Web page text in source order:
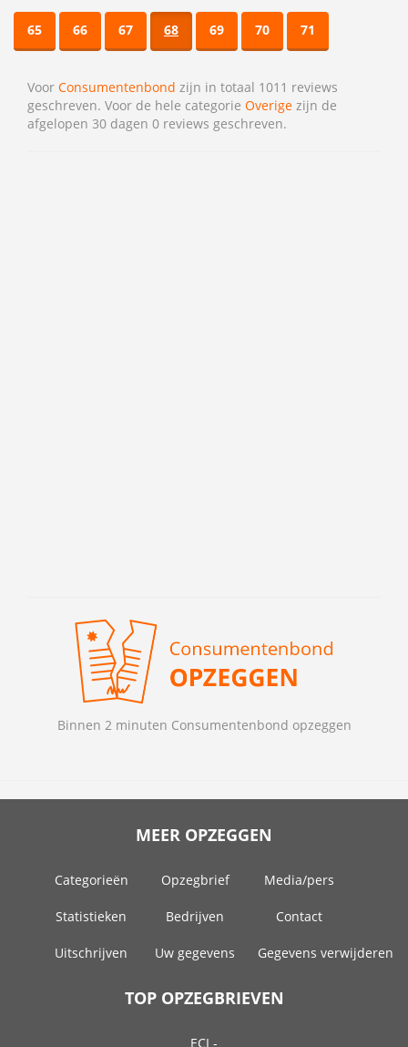
65 66 67 68 69 70 71
Voor Consumentenbond zijn in totaal 1011 reviews
geschreven. Voor de hele categorie Overige zijn de
afgelopen 30 dagen 0 reviews geschreven.
Binnen 2 minuten Consumentenbond opzeggen
MEER OPZEGGEN
Categorieën Opzegbrief Media/pers
Statistieken Bedrijven Contact
Uitschrijven Uw gegevens Gegevens verwijderen
TOP OPZEGBRIEVEN
ECI -